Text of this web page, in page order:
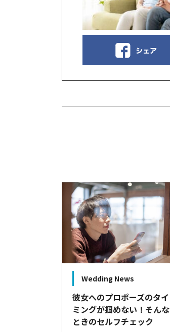
Wedding News
彼女へのプロポーズのタイ
ミングが掴めない！そんな
ときのセルフチェック